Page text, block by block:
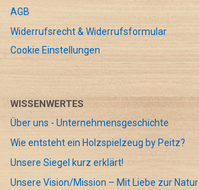
AGB
Widerrufsrecht & Widerrufsformular
Cookie Einstellungen
WISSENWERTES
Über uns - Unternehmensgeschichte
Wie entsteht ein Holzspielzeug by Peitz?
Unsere Siegel kurz erklärt!
Unsere Vision/Mission – Mit Liebe zur Natur